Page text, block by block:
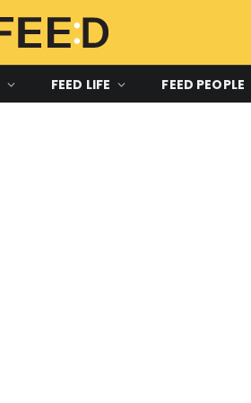
FEED LIFE FEED PEOPLE